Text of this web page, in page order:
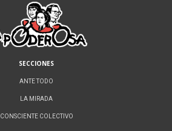
SECCIONES
ANTE TODO
LA MIRADA
CONSCIENTE COLECTIVO